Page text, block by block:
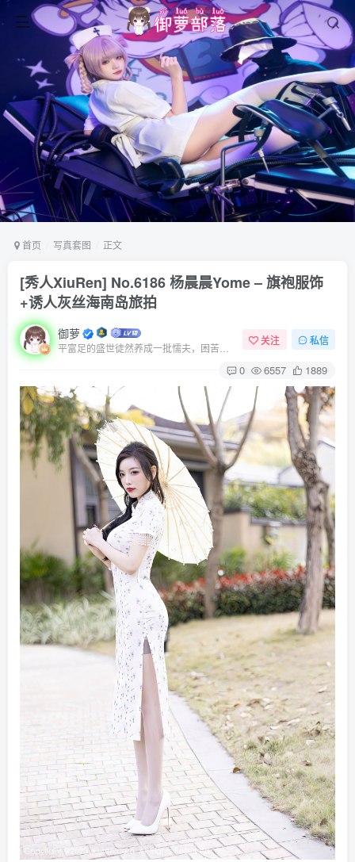
首页 写真套图 正文
[秀人XiuRen] No.6186 杨晨晨Yome – 旗袍服饰
+诱人灰丝海南岛旅拍
御萝 关注 私信
0 6557 1889